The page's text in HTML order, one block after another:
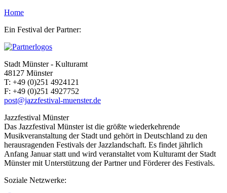
Home
Ein Festival der Partner:
Stadt Münster - Kulturamt
48127 Münster
T: +49 (0)251 4924121
F: +49 (0)251 4927752
post@jazzfestival-muenster.de
Jazzfestival Münster
Das Jazzfestival Münster ist die größte wiederkehrende
Musikveranstaltung der Stadt und gehört in Deutschland zu den
herausragenden Festivals der Jazzlandschaft. Es findet jährlich
Anfang Januar statt und wird veranstaltet vom Kulturamt der Stadt
Münster mit Unterstützung der Partner und Förderer des Festivals.
Soziale Netzwerke: